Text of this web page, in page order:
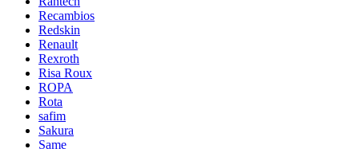
Recambios
Redskin
Renault
Rexroth
Risa Roux
ROPA
Rota
safim
Sakura
Same